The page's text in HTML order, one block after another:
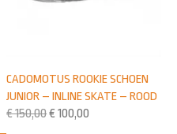
CADOMOTUS ROOKIE SCHOEN
JUNIOR – INLINE SKATE – ROOD
€150,00€ 100,00